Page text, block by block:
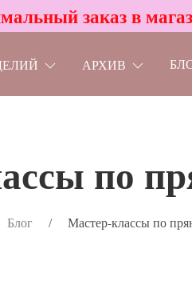
заказ в
АРХИВ
по
Блог Мастер-классы по